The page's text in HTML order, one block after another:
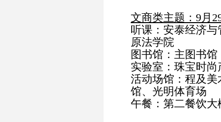
文商类主题：9月
听课：安泰经济
原法学院
图书馆：主图书馆
实验室：珠宝时
活动场馆：程及
馆、光明体育场
午餐：第二餐饮大